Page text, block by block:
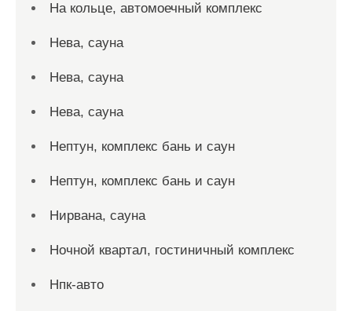
На кольце, автомоечный комплекс
Нева, сауна
Нева, сауна
Нева, сауна
Нептун, комплекс бань и саун
Нептун, комплекс бань и саун
Нирвана, сауна
Ночной квартал, гостиничный комплекс
Нпк-авто